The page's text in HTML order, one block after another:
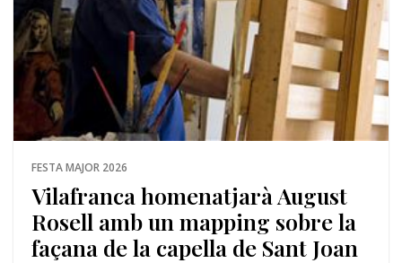
FESTA MAJOR 2026
Vilafranca homenatjarà August
Rosell amb un mapping sobre la
façana de la capella de Sant Joan